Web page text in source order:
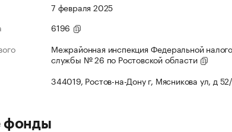
7 февраля 2025
6196
Межрайонная инспекция Федеральной
службы № 26 по Ростовской области
344019, Ростов-на-Дону г, Мясникова ул, д
фонды